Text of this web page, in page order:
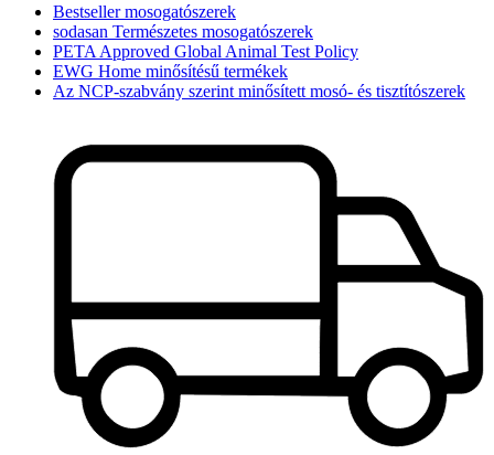
Bestseller mosogatószerek
sodasan Természetes mosogatószerek
PETA Approved Global Animal Test Policy
EWG Home minősítésű termékek
Az NCP-szabvány szerint minősített mosó- és tisztítószerek